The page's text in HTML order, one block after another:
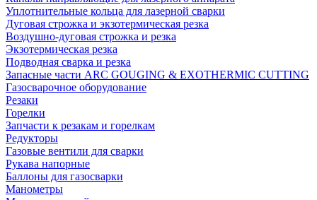
Уплотнительные кольца для лазерной сварки
Дуговая строжка и экзотермическая резка
Воздушно-дуговая строжка и резка
Экзотермическая резка
Подводная сварка и резка
Запасные части ARC GOUGING & EXOTHERMIC CUTTING
Газосварочное оборудование
Резаки
Горелки
Запчасти к резакам и горелкам
Редукторы
Газовые вентили для сварки
Рукава напорные
Баллоны для газосварки
Манометры